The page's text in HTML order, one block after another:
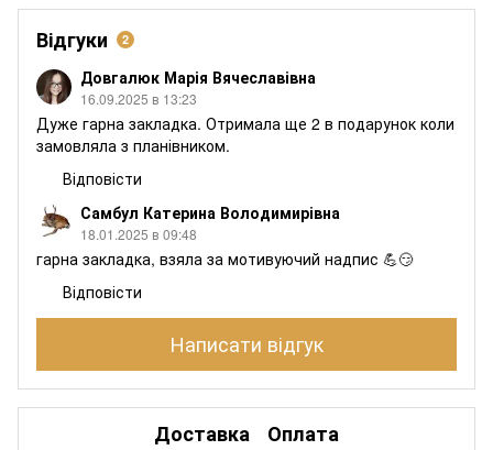
Відгуки 2
Довгалюк Марія Вячеславівна
16.09.2025 в 13:23
Дуже гарна закладка. Отримала ще 2 в подарунок коли
замовляла з планівником.
Відповісти
Самбул Катерина Володимирівна
18.01.2025 в 09:48
гарна закладка, взяла за мотивуючий надпис 💪😏
Відповісти
Написати відгук
Доставка Оплата